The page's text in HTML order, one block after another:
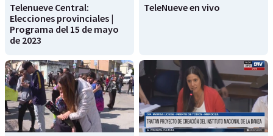
Telenueve Central:
Elecciones provinciales |
Programa del 15 de mayo
de 2023
TeleNueve en vivo